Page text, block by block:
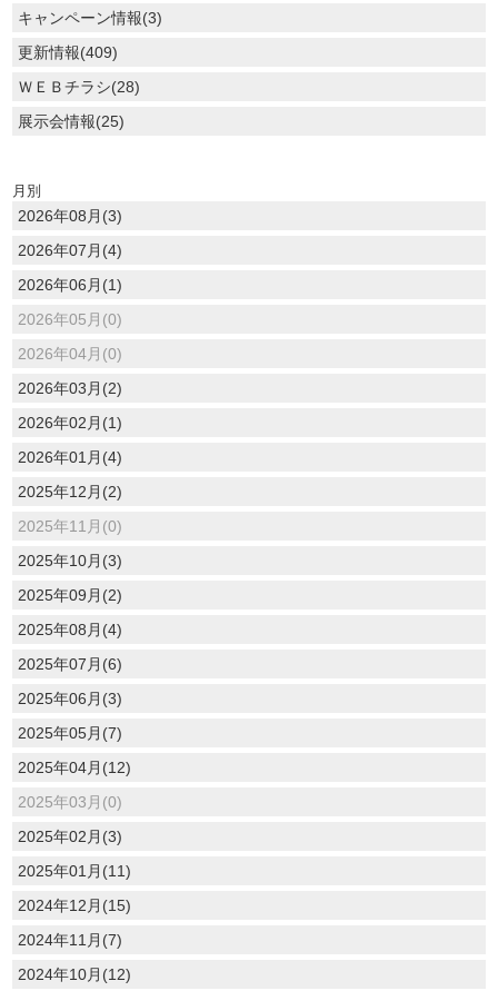
キャンペーン情報(3)
更新情報(409)
ＷＥＢチラシ(28)
展示会情報(25)
月別
2026年08月(3)
2026年07月(4)
2026年06月(1)
2026年05月(0)
2026年04月(0)
2026年03月(2)
2026年02月(1)
2026年01月(4)
2025年12月(2)
2025年11月(0)
2025年10月(3)
2025年09月(2)
2025年08月(4)
2025年07月(6)
2025年06月(3)
2025年05月(7)
2025年04月(12)
2025年03月(0)
2025年02月(3)
2025年01月(11)
2024年12月(15)
2024年11月(7)
2024年10月(12)